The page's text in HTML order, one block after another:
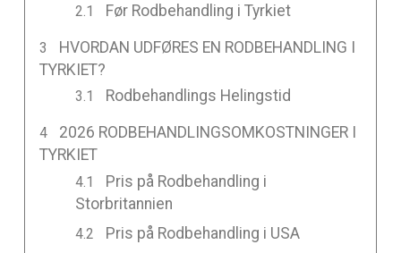
Før Rodbehandling i Tyrkiet
HVORDAN UDFØRES EN RODBEHANDLING I
TYRKIET?
Rodbehandlings Helingstid
2026 RODBEHANDLINGSOMKOSTNINGER I
TYRKIET
Pris på Rodbehandling i
Storbritannien
Pris på Rodbehandling i USA